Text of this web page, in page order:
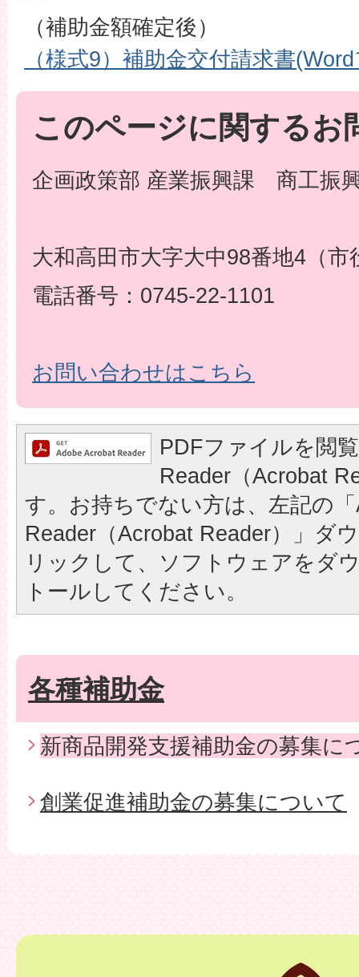
（補助金額確定後）
（様式9）補助金交付請求書
このページに関するお
企画政策部 産業振興課 商工振
大和高田市大字大中98番地4（市
電話番号：0745-22-1101
お問い合わせはこちら
PDFファイルを閲
Reader（Acrobat
す。お持ちでない方は、左記の
Reader（Acrobat Reader）」ダ
リックして、ソフトウェアをダ
トールしてください。
各種補助金
新商品開発支援補助金の募集に
創業促進補助金の募集について